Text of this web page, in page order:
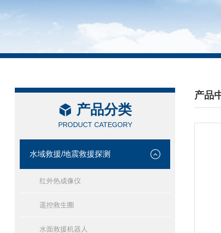
产品分类
PRODUCT CATEGORY
水域救援/地震救援探测
红外热成像仪
遥控救生圈
水面救援机器人
产品
/